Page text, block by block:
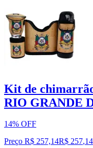
Kit de
RIO GRANDE
14% OFF
Preço R$ 257,14R$ 257,14